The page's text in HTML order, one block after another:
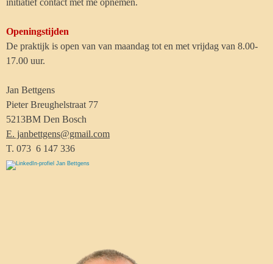
initiatief contact met me opnemen.
Openingstijden
De praktijk is open van van maandag tot en met vrijdag van 8.00-
17.00 uur.
Jan Bettgens
Pieter Breughelstraat 77
5213BM Den Bosch
E. janbettgens@gmail.com
T. 073 6 147 336